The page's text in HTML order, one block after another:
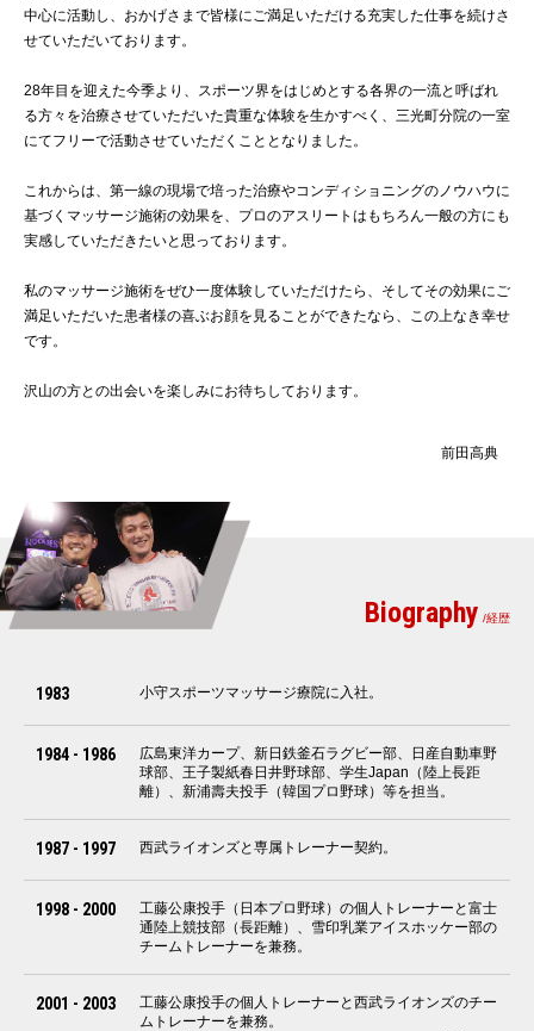
中心に活動し、おかげさまで皆様にご満足いただける充実した仕事を続けさ
せていただいております。
28年目を迎えた今季より、スポーツ界をはじめとする各界の一流と呼ばれ
る方々を治療させていただいた貴重な体験を生かすべく、三光町分院の一室
にてフリーで活動させていただくこととなりました。
これからは、第一線の現場で培った治療やコンディショニングのノウハウに
基づくマッサージ施術の効果を、プロのアスリートはもちろん一般の方にも
実感していただきたいと思っております。
私のマッサージ施術をぜひ一度体験していただけたら、そしてその効果にご
満足いただいた患者様の喜ぶお顔を見ることができたなら、この上なき幸せ
です。
沢山の方との出会いを楽しみにお待ちしております。
前田高典
Biography /経歴
1983 小守スポーツマッサージ療院に入社。
1984 - 1986
広島東洋カープ、新日鉄釜石ラグビー部、日産自動車野
球部、王子製紙春日井野球部、学生Japan（陸上長距
離）、新浦壽夫投手（韓国プロ野球）等を担当。
1987 - 1997 西武ライオンズと専属トレーナー契約。
1998 - 2000
工藤公康投手（日本プロ野球）の個人トレーナーと富士
通陸上競技部（長距離）、雪印乳業アイスホッケー部の
チームトレーナーを兼務。
2001 - 2003
工藤公康投手の個人トレーナーと西武ライオンズのチー
ムトレーナーを兼務。